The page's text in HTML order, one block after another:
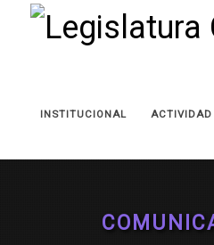
INSTITUCIONAL ACTIVIDAD